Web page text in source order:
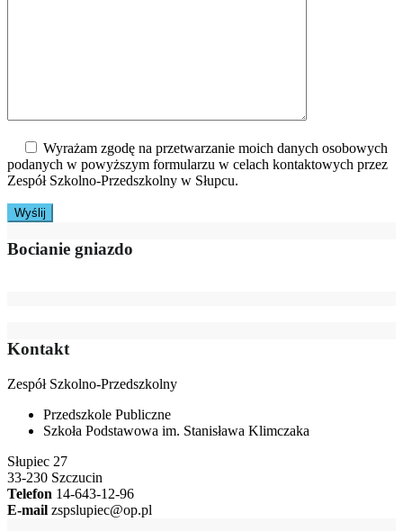
Wyrażam zgodę na przetwarzanie moich danych osobowych
podanych w powyższym formularzu w celach kontaktowych przez
Zespół Szkolno-Przedszkolny w Słupcu.
Bocianie gniazdo
Kontakt
Zespół Szkolno-Przedszkolny
Przedszkole Publiczne
Szkoła Podstawowa im. Stanisława Klimczaka
Słupiec 27
33-230 Szczucin
Telefon 14-643-12-96
E-mail zspslupiec@op.pl